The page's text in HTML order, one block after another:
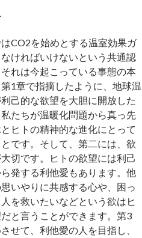
CO2を始めとする温室効果ガ
ければいけないという共通認
れは今起こっている事態の本
1章で指摘したように、地球温
己的な欲望を大胆に開放した
たちが温暖化問題から真っ先
ヒトの精神的な進化にとって
です。そして、第二には、欲
切です。ヒトの欲望には利己
発する利他愛もあります。他
いやりに共感する心や、困っ
を救いたいなどという欲はヒ
と言うことができます。第3
せて、利他愛の人を目指し、